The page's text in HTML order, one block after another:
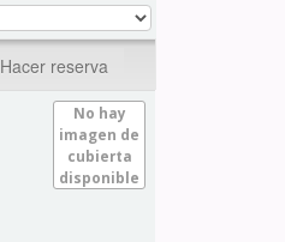
Hacer reserva
No hay
imagen de
cubierta
disponible